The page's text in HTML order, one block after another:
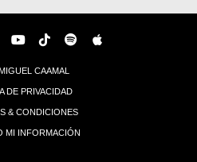
CAAMAL
DE PRIVACIDAD
& CONDICIONES
MI INFORMACIÓN